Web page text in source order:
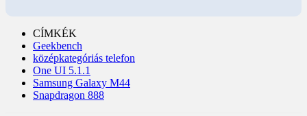
CÍMKÉK
Geekbench
középkategóriás telefon
One UI 5.1.1
Samsung Galaxy M44
Snapdragon 888